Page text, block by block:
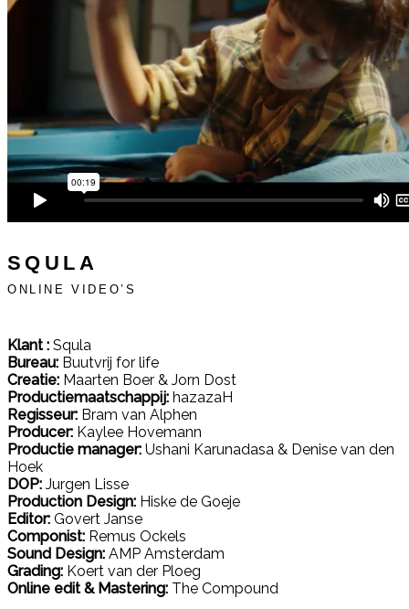
SQULA
ONLINE VIDEO’S
Klant : Squla
Bureau: Buutvrij for life
Creatie: Maarten Boer & Jorn Dost
Productiemaatschappij: hazazaH
Regisseur: Bram van Alphen
Producer: Kaylee Hovemann
Productie manager: Ushani Karunadasa & Denise van den
Hoek
DOP: Jurgen Lisse
Production Design: Hiske de Goeje
Editor: Govert Janse
Componist: Remus Ockels
Sound Design: AMP Amsterdam
Grading: Koert van der Ploeg
Online edit & Mastering: The Compound